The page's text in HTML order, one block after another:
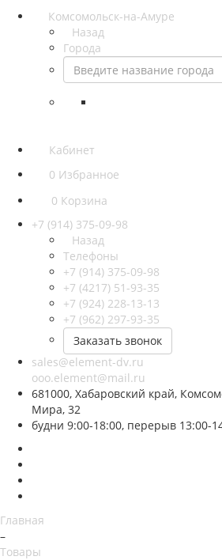
Комсомольск-на-Амуре
Назад
Города
Кабинет
0 Избранное
0 Корзина
+7 (914) 375-09-98
Назад
Телефоны
+7 (914) 375-09-98
+7 (4217) 51-93-35
+7 (924) 228-13-13
+7 (962) 297-93-35
Заказать звонок
sales@element-dv.ru
ooo.element@mail.ru
681000, Хабаровский край,
Мира, 32
будни 9:00-18:00, перерыв 13:00-
Главная
–
Товары